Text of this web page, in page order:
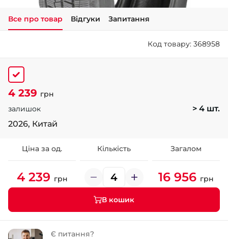
+38 (050)-911-911-2
+38 (099)-643-33-77
Все про товар Відгуки Запитання
Код товару: 368958
4 239 грн
залишок
> 4 шт.
2026, Китай
Ціна за од. Кількість Загалом
4 239 грн 16 956 грн
В кошик
Є питання?